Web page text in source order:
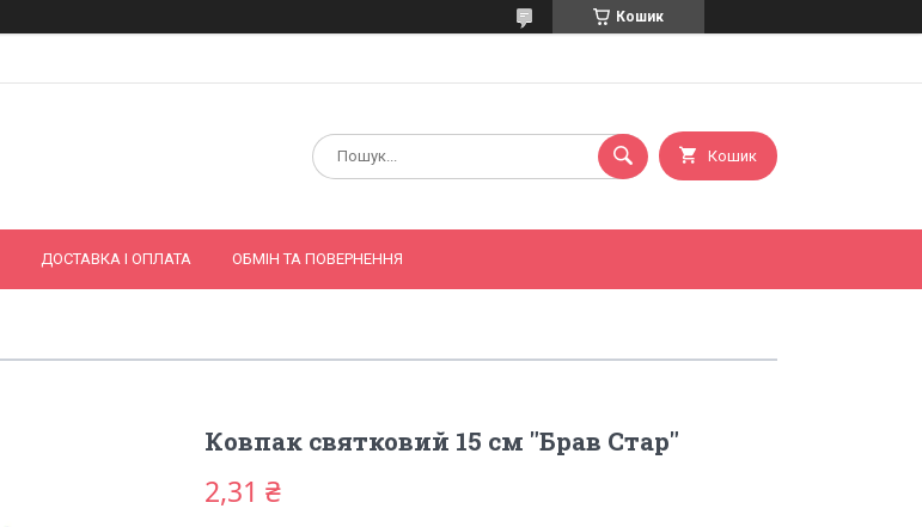
Кошик
Кошик
ДОСТАВКА І ОПЛАТА ОБМІН ТА ПОВЕРНЕННЯ
Ковпак святковий 15 см "Брав Стар"
2,31 ₴